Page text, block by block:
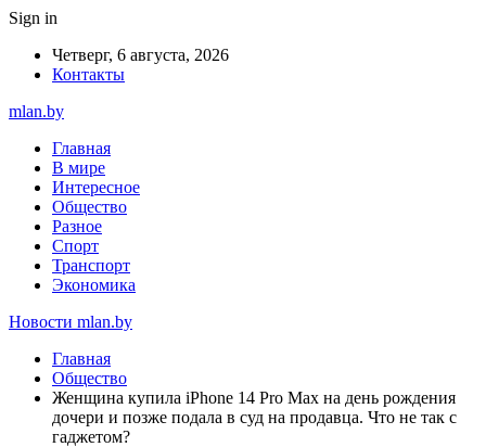
Sign in
Четверг, 6 августа, 2026
Контакты
mlan.by
Главная
В мире
Интересное
Общество
Разное
Спорт
Транспорт
Экономика
Новости mlan.by
Главная
Общество
Женщина купила iPhone 14 Pro Max на день рождения
дочери и позже подала в суд на продавца. Что не так с
гаджетом?